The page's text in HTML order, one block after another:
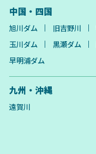
中国・四国
旭川ダム 旧吉野川
玉川ダム
黒瀬ダム
早明浦ダム
九州・沖縄
遠賀川